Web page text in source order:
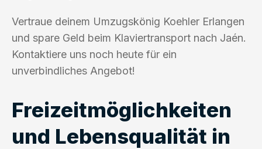
Vertraue deinem Umzugskönig Koehler Erlangen
und spare Geld beim Klaviertransport nach Jaén.
Kontaktiere uns noch heute für ein
unverbindliches Angebot!
Freizeitmöglichkeiten
und Lebensqualität in